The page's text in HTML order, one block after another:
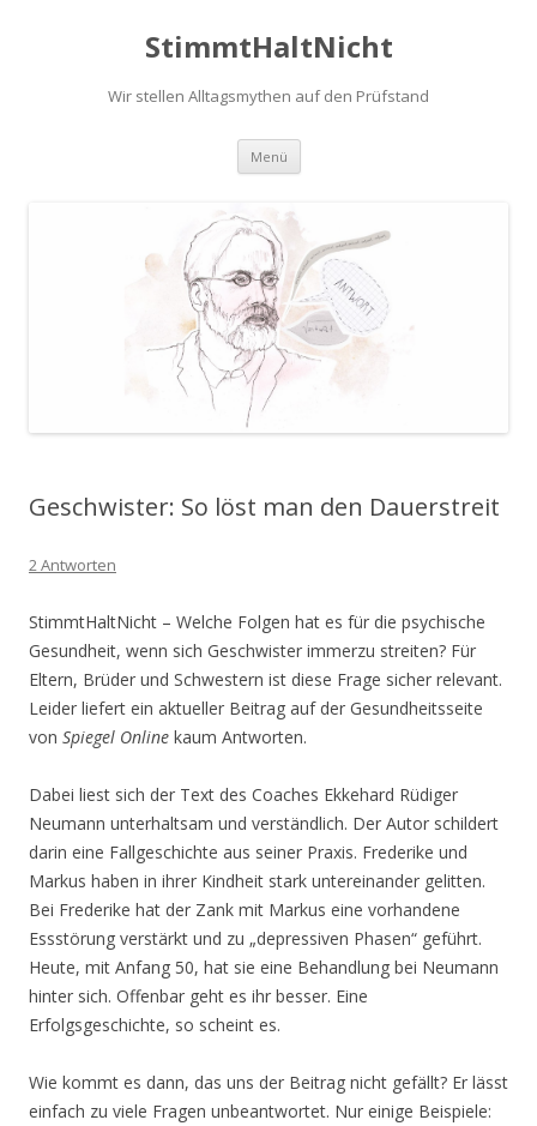
StimmtHaltNicht
Wir stellen Alltagsmythen auf den Prüfstand
Menü Zum
springen
Geschwister: So löst man den Dauerstreit
2 Antworten
StimmtHaltNicht – Welche Folgen hat es für die psychische
Gesundheit, wenn sich Geschwister immerzu streiten? Für
Eltern, Brüder und Schwestern ist diese Frage sicher relevant.
Leider liefert ein aktueller Beitrag auf der Gesundheitsseite
von Spiegel Online kaum Antworten.
Dabei liest sich der Text des Coaches Ekkehard Rüdiger
Neumann unterhaltsam und verständlich. Der Autor schildert
darin eine Fallgeschichte aus seiner Praxis. Frederike und
Markus haben in ihrer Kindheit stark untereinander gelitten.
Bei Frederike hat der Zank mit Markus eine vorhandene
Essstörung verstärkt und zu „depressiven Phasen“ geführt.
Heute, mit Anfang 50, hat sie eine Behandlung bei Neumann
hinter sich. Offenbar geht es ihr besser. Eine
Erfolgsgeschichte, so scheint es.
Wie kommt es dann, das uns der Beitrag nicht gefällt? Er lässt
einfach zu viele Fragen unbeantwortet. Nur einige Beispiele: